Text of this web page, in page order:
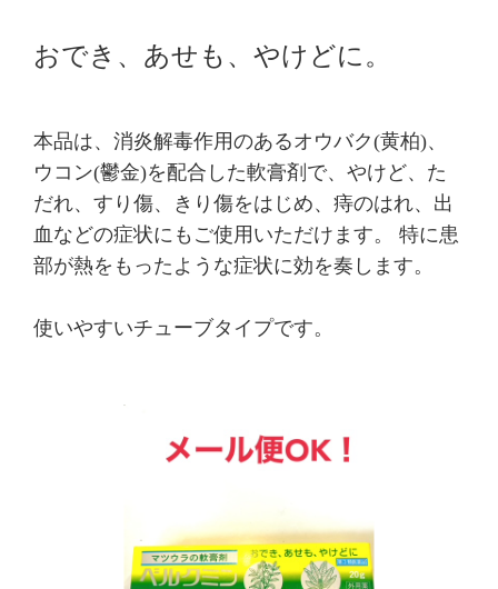
おでき、あせも、やけどに。
本品は、消炎解毒作用のあるオウバク(黄柏)、
ウコン(鬱金)を配合した軟膏剤で、やけど、た
だれ、すり傷、きり傷をはじめ、痔のはれ、出
血などの症状にもご使用いただけます。 特に患
部が熱をもったような症状に効を奏します。
使いやすいチューブタイプです。